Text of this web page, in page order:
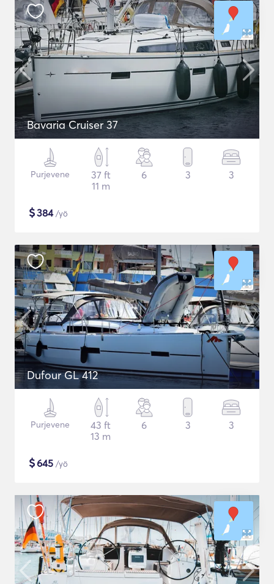
Bavaria Cruiser 37
Purjevene
37 ft
11 m
6 3 3
$384/yö
Dufour GL 412
Purjevene
43 ft
13 m
6 3 3
$645 /yö